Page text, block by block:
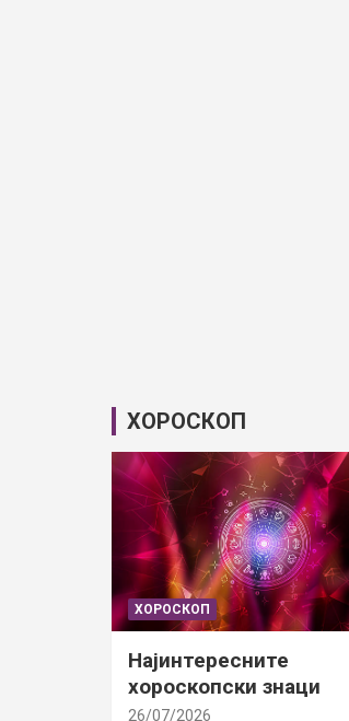
ХОРОСКОП
ХОРОСКОП
Најинтересните
хороскопски знаци
26/07/2026